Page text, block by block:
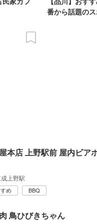
番から話題の
本店 上野駅前 屋内ビア
上野駅
め BBQ
鳥ひびきちゃん